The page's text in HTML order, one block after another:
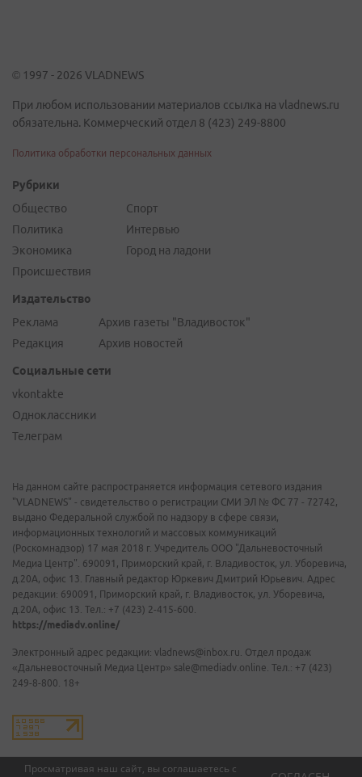
Просматривая наш сайт, вы соглашаетесь с
© 1997 - 2026 VLADNEWS
При любом использовании материалов ссылка на vladnews.ru
обязательна. Коммерческий отдел 8 (423) 249-8800
Политика обработки персональных данных
Рубрики
Общество
Политика
Экономика
Происшествия
Спорт
Интервью
Город на ладони
Издательство
Реклама
Редакция
Архив газеты "Владивосток"
Архив новостей
Социальные сети
vkontakte
Одноклассники
Телеграм
На данном сайте распространяется информация сетевого издания
"VLADNEWS" - свидетельство о регистрации СМИ ЭЛ № ФС 77 - 72742,
выдано Федеральной службой по надзору в сфере связи,
информационных технологий и массовых коммуникаций
(Роскомнадзор) 17 мая 2018 г. Учредитель ООО "Дальневосточный
Медиа Центр". 690091, Приморский край, г. Владивосток, ул. Уборевича,
д.20А, офис 13. Главный редактор Юркевич Дмитрий Юрьевич. Адрес
редакции: 690091, Приморский край, г. Владивосток, ул. Уборевича,
д.20А, офис 13. Тел.: +7 (423) 2-415-600.
https://mediadv.online/
Электронный адрес редакции: vladnews@inbox.ru. Отдел продаж
«Дальневосточный Медиа Центр» sale@mediadv.online. Тел.: +7 (423)
249-8-800. 18+